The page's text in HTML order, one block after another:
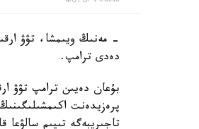
- مەنىڭ ويىمشا، تۋۋ
دەدى ترامپ.
بۇعان دەيىن ترامپ تۋۋ
پرەزيدەنت
تاجىريبەگە تىيىم سالۋعا